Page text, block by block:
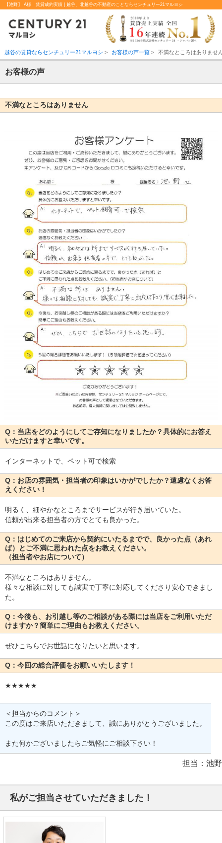
【池野】 A様 賃貸成約実績 | 越谷、北越谷の不動産のことならセンチュリー21マルヨシ
越谷の賃貸ならセンチュリー21マルヨシ > お客様の声一覧> 不満なところはありませ
お客様の声
不満なところはありません
Q：当店をどのようにしてご存知になりましたか？具体的にお答え
いただけますと幸いです。
インターネットで、ペット可で検索
Q：お店の雰囲気・担当者の印象はいかがでしたか？遠慮なくお答
えください！
明るく、細やかなところまでサービスが行き届いていた。
信頼が出来る担当者の方でとても良かった。
Q：はじめてのご来店から契約にいたるまでで、良かった点（あれ
ば）とご不満に思われた点をお教えください。
（担当者やお店について）
不満なところはありません。
様々な相談に対しても誠実で丁寧に対応してくださり安心できまし
た。
Q：今後も、お引越し等のご相談がある際には当店をご利用いただ
けますか？簡単にご理由もお教えください。
ぜひこちらでお世話になりたいと思います。
Q：今回の総合評価をお願いいたします！
★★★★★
＜担当からのコメント＞
この度はご来店いただきまして、誠にありがとうございました。
また何かございましたらご気軽にご相談下さい！
担当：池野
私がご担当させていただきました！